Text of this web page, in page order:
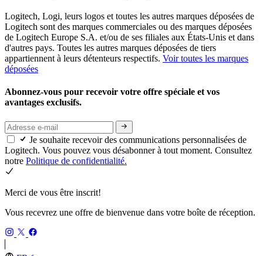
Logitech, Logi, leurs logos et toutes les autres marques déposées de
Logitech sont des marques commerciales ou des marques déposées
de Logitech Europe S.A. et/ou de ses filiales aux États-Unis et dans
d'autres pays. Toutes les autres marques déposées de tiers
appartiennent à leurs détenteurs respectifs. Voir toutes les marques
déposées
Abonnez-vous pour recevoir votre offre spéciale et vos
avantages exclusifs.
Je souhaite recevoir des communications personnalisées de
Logitech. Vous pouvez vous désabonner à tout moment. Consultez
notre Politique de confidentialité.
Merci de vous être inscrit!
Vous recevrez une offre de bienvenue dans votre boîte de réception.